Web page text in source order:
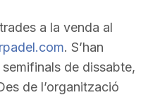
a la venda al
. S’han
de dissabte,
de l’organització